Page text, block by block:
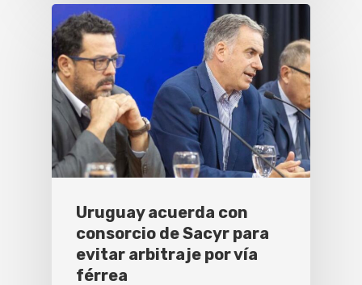
Uruguay acuerda con
consorcio de Sacyr para
evitar arbitraje por vía
férrea